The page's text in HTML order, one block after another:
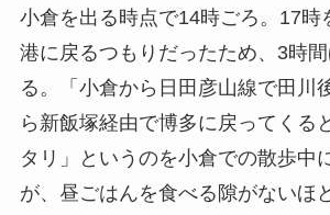
小倉を出る時点で14時ごろ。17時
港に戻るつもりだったため、3時
る。「小倉から日田彦山線で田川
ら新飯塚経由で博多に戻ってくる
タリ」というのを小倉での散歩中
が、昼ごはんを食べる隙がないほ